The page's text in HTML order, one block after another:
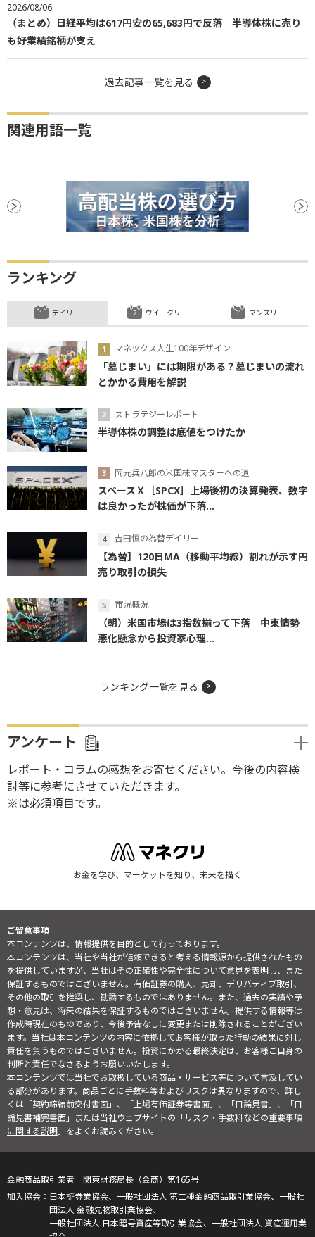
2026/08/06
（まとめ）日経平均は617円安の65,683円で反落 半導体株に売り
も好業績銘柄が支え
過去記事一覧を見る
関連用語一覧
ランキング
デイリー
マネックス人生100年デザイン
「墓じまい」には期限がある？墓じまいの流れ
とかかる費用を解説
ストラテジーレポート
半導体株の調整は底値をつけたか
岡元兵八郎の米国株マスターへの道
スペースＸ［SPCX］上場後初の決算発表、数字
は良かったが株価が下落...
吉田恒の為替デイリー
【為替】120日MA（移動平均線）割れが示す円
売り取引の損失
市況概況
（朝）米国市場は3指数揃って下落 中東情勢
悪化懸念から投資家心理...
ウイークリー マンスリー
ランキング一覧を見る
アンケート
レポート・コラムの感想をお寄せください。今後の内容検
討等に参考にさせていただきます。
※は必須項目です。
お金を学び、マーケットを知り、未来を描く
ご留意事項
本コンテンツは、情報提供を目的として行っております。
本コンテンツは、当社や当社が信頼できると考える情報源から提供されたもの
を提供していますが、当社はその正確性や完全性について意見を表明し、また
保証するものではございません。有価証券の購入、売却、デリバティブ取引、
その他の取引を推奨し、勧誘するものではありません。また、過去の実績や予
想・意見は、将来の結果を保証するものではございません。提供する情報等は
作成時現在のものであり、今後予告なしに変更または削除されることがござい
ます。当社は本コンテンツの内容に依拠してお客様が取った行動の結果に対し
責任を負うものではございません。投資にかかる最終決定は、お客様ご自身の
判断と責任でなさるようお願いいたします。
本コンテンツでは当社でお取扱している商品・サービス等について言及してい
る部分があります。商品ごとに手数料等およびリスクは異なりますので、詳し
くは「契約締結前交付書面」、「上場有価証券等書面」、「目論見書」、「目
論見書補完書面」または当社ウェブサイトの「リスク・手数料などの重要事項
に関する説明」をよくお読みください。
金融商品取引業者 関東財務局長（金商）第165号
日本証券業協会、一般社団法人 第二種金融商品取引業協会、一般社
団法人 金融先物取引業協会、
一般社団法人 日本暗号資産等取引業協会、一般社団法人 資産運用業